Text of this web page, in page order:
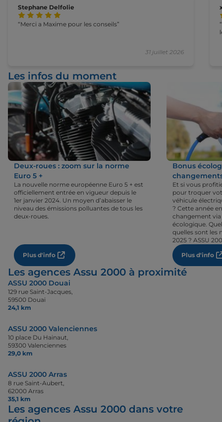
Stephane Delfolie
31 juillet 2026
Merci a Maxime pour les conseils
Les infos du moment
Deux-roues : zoom sur la norme
Euro 5 +
La nouvelle norme européenne Euro 5 + est
officiellement entrée en vigueur depuis le
1er janvier 2024. Un moyen d’abaisser le
niveau des émissions polluantes de tous les
deux-roues.
Plus d'info
Bonus
Et si vous
pour troquer
véhicule
? Cette année
changement
écologique.
quelles sont les
2025 ? ASSU
Plus d'info
Les agences Assu 2000 à proximité
ASSU 2000 Douai
129 rue Saint-Jacques,
59500 Douai
24,1 km
ASSU 2000 Valenciennes
10 place Du Hainaut,
59300 Valenciennes
29,0 km
ASSU 2000 Arras
8 rue Saint-Aubert,
62000 Arras
35,1 km
Les agences Assu 2000 dans votre